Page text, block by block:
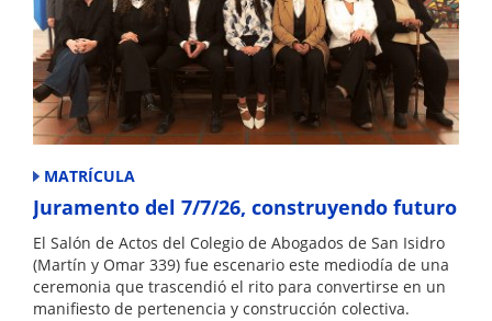
MATRÍCULA
Juramento del 7/7/26, construyendo futuro
El Salón de Actos del Colegio de Abogados de San Isidro
(Martín y Omar 339) fue escenario este mediodía de una
ceremonia que trascendió el rito para convertirse en un
manifiesto de pertenencia y construcción colectiva.